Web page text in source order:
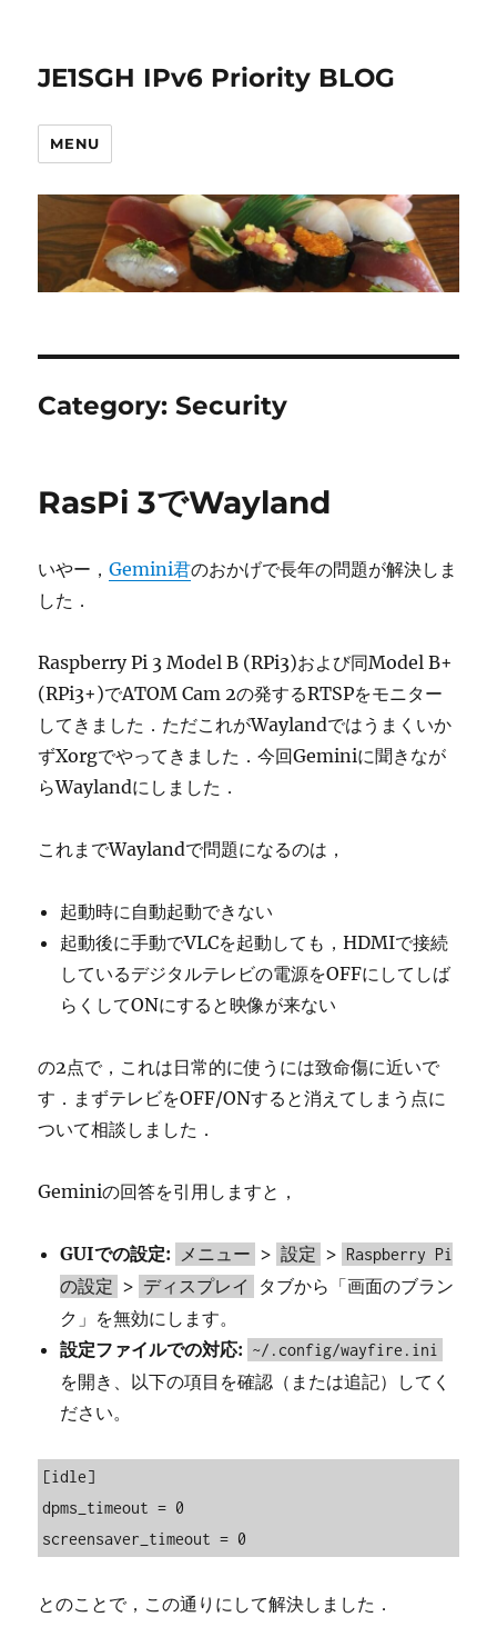
JE1SGH IPv6 Priority BLOG
MENU
Category:Security
RasPi 3でWayland
いやー，Gemini君のおかげで長年の問題が解決しま
した．
Raspberry Pi 3 Model B (RPi3)および同Model B+
(RPi3+)でATOM Cam 2の発するRTSPをモニター
してきました．ただこれがWaylandではうまくいか
ずXorgでやってきました．今回Geminiに聞きなが
らWaylandにしました．
これまでWaylandで問題になるのは，
起動時に自動起動できない
起動後に手動でVLCを起動しても，HDMIで接続
しているデジタルテレビの電源をOFFにしてしば
らくしてONにすると映像が来ない
の2点で，これは日常的に使うには致命傷に近いで
す．まずテレビをOFF/ONすると消えてしまう点に
ついて相談しました．
Geminiの回答を引用しますと，
GUIでの設定: メニュー > 設定 > Raspberry Pi
の設定 > ディスプレイ
タブから「画面のブラン
ク」を無効にします。
設定ファイルでの対応: ~/.config/wayfire.ini
を開き、以下の項目を確認（または追記）してく
ださい。
[idle]
dpms_timeout = 0
screensaver_timeout = 0
とのことで，この通りにして解決しました．